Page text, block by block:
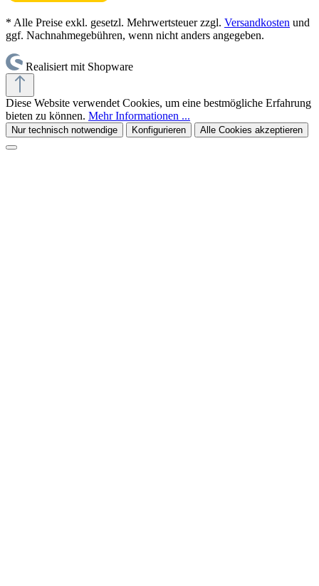
* Alle Preise exkl. gesetzl. Mehrwertsteuer zzgl. Versandkosten und
ggf. Nachnahmegebühren, wenn nicht anders angegeben.
Realisiert mit Shopware
Diese Website verwendet Cookies, um eine bestmögliche Erfahrung
bieten zu können. Mehr Informationen ...
Nur technisch notwendige Konfigurieren Alle Cookies akzeptieren